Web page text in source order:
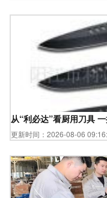
从“利必达”看厨用刀具
更新时间：2026-08-06